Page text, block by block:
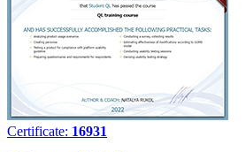
Certificate: 16931